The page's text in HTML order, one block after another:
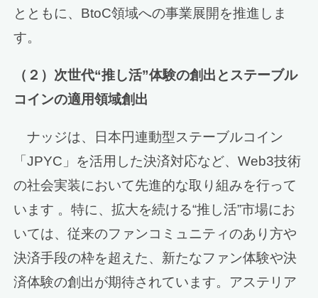
とともに、BtoC領域への事業展開を推進しま
す。
（２）次世代“推し活”体験の創出とステーブル
コインの適用領域創出
ナッジは、日本円連動型ステーブルコイン
「JPYC」を活用した決済対応など、Web3技術
の社会実装において先進的な取り組みを行って
います 。特に、拡大を続ける“推し活”市場にお
いては、従来のファンコミュニティのあり方や
決済手段の枠を超えた、新たなファン体験や決
済体験の創出が期待されています。アステリア